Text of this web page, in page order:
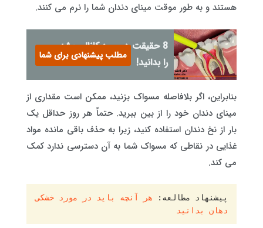
هستند و به طور موقت مینای دندان شما را نرم می کنند.
8 حقیقت در مورد کانال ریشه
را بدانید!
مطلب پیشنهادی برای شما
بنابراین، اگر بلافاصله مسواک بزنید، ممکن است مقداری از
مینای دندان خود را از بین ببرید. حتماً هر روز حداقل یک
بار از نخ دندان استفاده کنید، زیرا به حذف باقی مانده مواد
غذایی در نقاطی که مسواک شما به آن دسترسی ندارد کمک
می کند.
پیشنهاد مطالعه:
هر آنچه باید در مورد خشکی
دهان بدانید